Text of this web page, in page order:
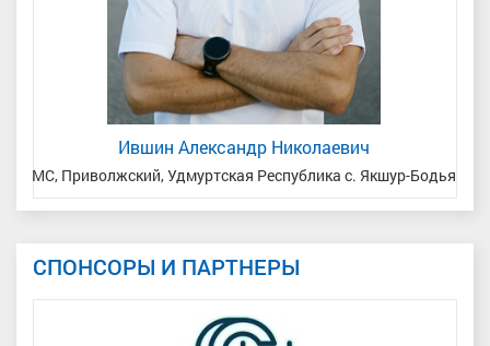
Ившин Александр Николаевич
МС, Приволжский, Удмуртская Республика с. Якшур-Бодья
СПОНСОРЫ И ПАРТНЕРЫ